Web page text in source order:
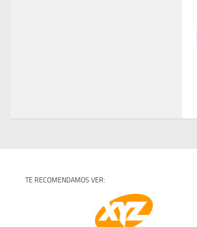
TE RECOMENDAMOS VER: